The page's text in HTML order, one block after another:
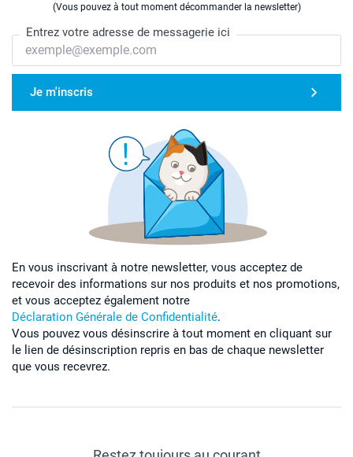
(Vous pouvez à tout moment décommander la newsletter)
Entrez votre adresse de messagerie ici
Je m'inscris
En vous inscrivant à notre newsletter, vous acceptez de
recevoir des informations sur nos produits et nos promotions,
et vous acceptez également notre
Déclaration Générale de Confidentialité.
Vous pouvez vous désinscrire à tout moment en cliquant sur
le lien de désinscription repris en bas de chaque newsletter
que vous recevrez.